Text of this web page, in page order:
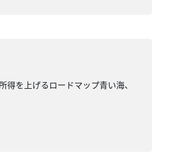
を上げるロードマップ青い海、